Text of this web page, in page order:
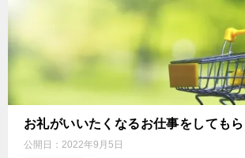
お礼がいいたくなるお仕事をしてもら
公開日： 2022年9月5日